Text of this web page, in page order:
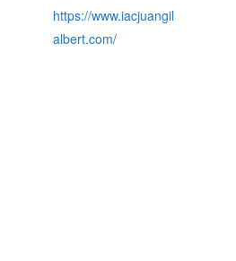
https://www.iacjuangil
albert.com/